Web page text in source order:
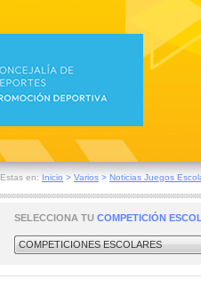
Estas en: Inicio > Varios > Noticias Juegos
SELECCIONA TU COMPETICIÓN
COMPETICIONES ESCOLARES